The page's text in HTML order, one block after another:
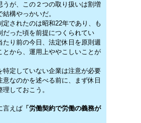
うが、この２つの取り扱いは割増
構やっかいだ。
されたのは昭和22年であり、も
だった頃を前提につくられてい
たり前の今日、法定休日を原則週
とから、運用上ややこしいことが
定していない企業は注意が必要
意なのかを述べる前に、まず休日
しておこう。
言えば 「労働契約で労働の義務が